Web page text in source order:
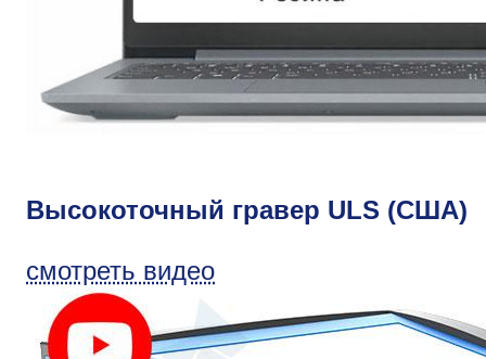
Высокоточный гравер ULS (США)
смотреть видео